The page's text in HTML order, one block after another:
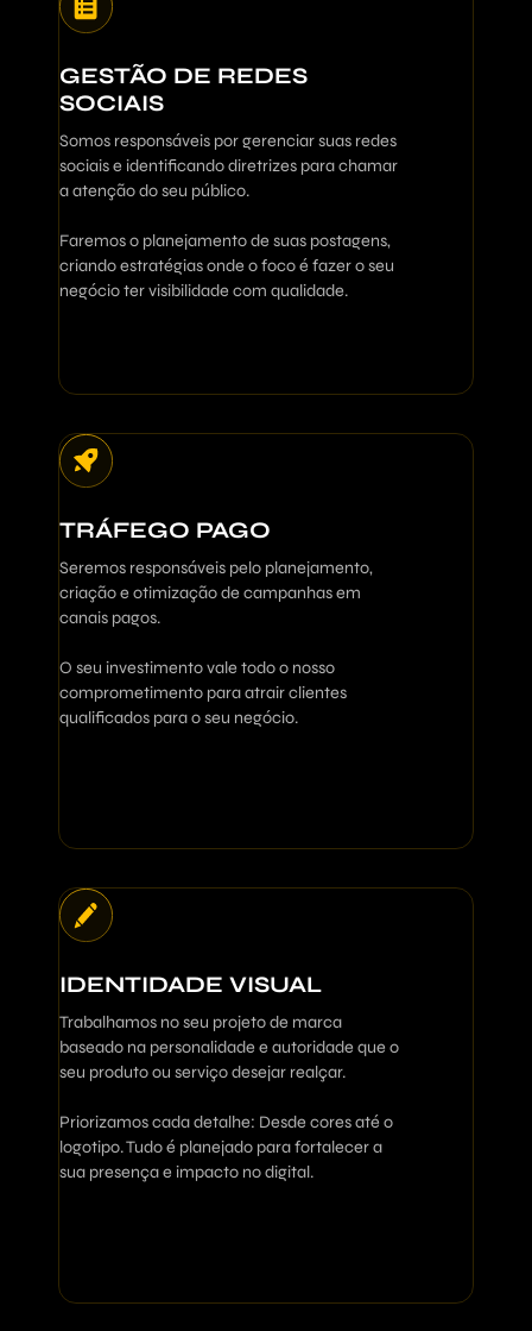
GESTÃO DE REDES
SOCIAIS
Somos responsáveis por gerenciar suas redes
sociais e identificando diretrizes para chamar
a atenção do seu público.
Faremos o planejamento de suas postagens,
criando estratégias onde o foco é fazer o seu
negócio ter visibilidade com qualidade.
TRÁFEGO PAGO
Seremos responsáveis pelo planejamento,
criação e otimização de campanhas em
canais pagos.
O seu investimento vale todo o nosso
comprometimento para atrair clientes
qualificados para o seu negócio.
IDENTIDADE VISUAL
Trabalhamos no seu projeto de marca
baseado na personalidade e autoridade que o
seu produto ou serviço desejar realçar.
Priorizamos cada detalhe: Desde cores até o
logotipo. Tudo é planejado para fortalecer a
sua presença e impacto no digital.